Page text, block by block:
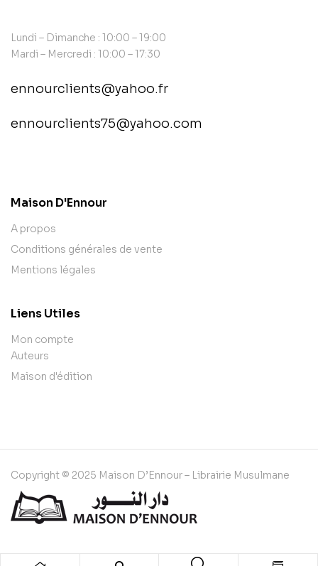
Lundi – Dimanche : 10:00 – 19:00
Mardi – Mercredi : 10:00 – 17:30
ennourclients@yahoo.fr
ennourclients75@yahoo.com
Maison D'Ennour
A propos
Conditions générales de vente
Mentions légales
Liens Utiles
Mon compte
Auteurs
Maison d'édition
Copyright © 2025 Maison D’Ennour – Librairie Musulmane